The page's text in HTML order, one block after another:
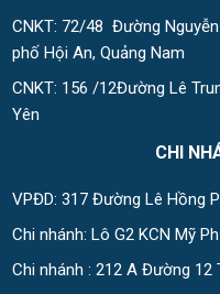
CNKT: 72/48 Đường
phố Hội An, Quảng Nam
CNKT: 156 /12Đường Lê
Yên
CHI
VPĐD: 317 Đường Lê Hồng
Chi nhánh: Lô G2 KCN Mỹ
Chi nhánh : 212 A Đường 12